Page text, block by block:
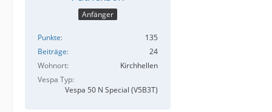
Anfänger
Punkte
135
Beiträge
24
Wohnort
Kirchhellen
Vespa Typ
Vespa 50 N Special (V5B3T)